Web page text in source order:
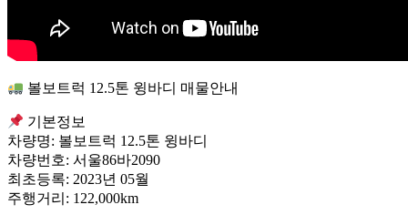
볼보트럭 12.5톤 윙바디 매물안내
기본정보
차량명: 볼보트럭 12.5톤 윙바디
차량번호: 서울86바2090
최초등록: 2023년 05월
주행거리: 122,000km